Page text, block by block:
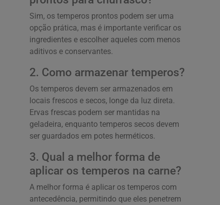
Sim, os temperos prontos podem ser uma
opção prática, mas é importante verificar os
ingredientes e escolher aqueles com menos
aditivos e conservantes.
2. Como armazenar temperos?
Os temperos devem ser armazenados em
locais frescos e secos, longe da luz direta.
Ervas frescas podem ser mantidas na
geladeira, enquanto temperos secos devem
ser guardados em potes herméticos.
3. Qual a melhor forma de
aplicar os temperos na carne?
A melhor forma é aplicar os temperos com
antecedência, permitindo que eles penetrem